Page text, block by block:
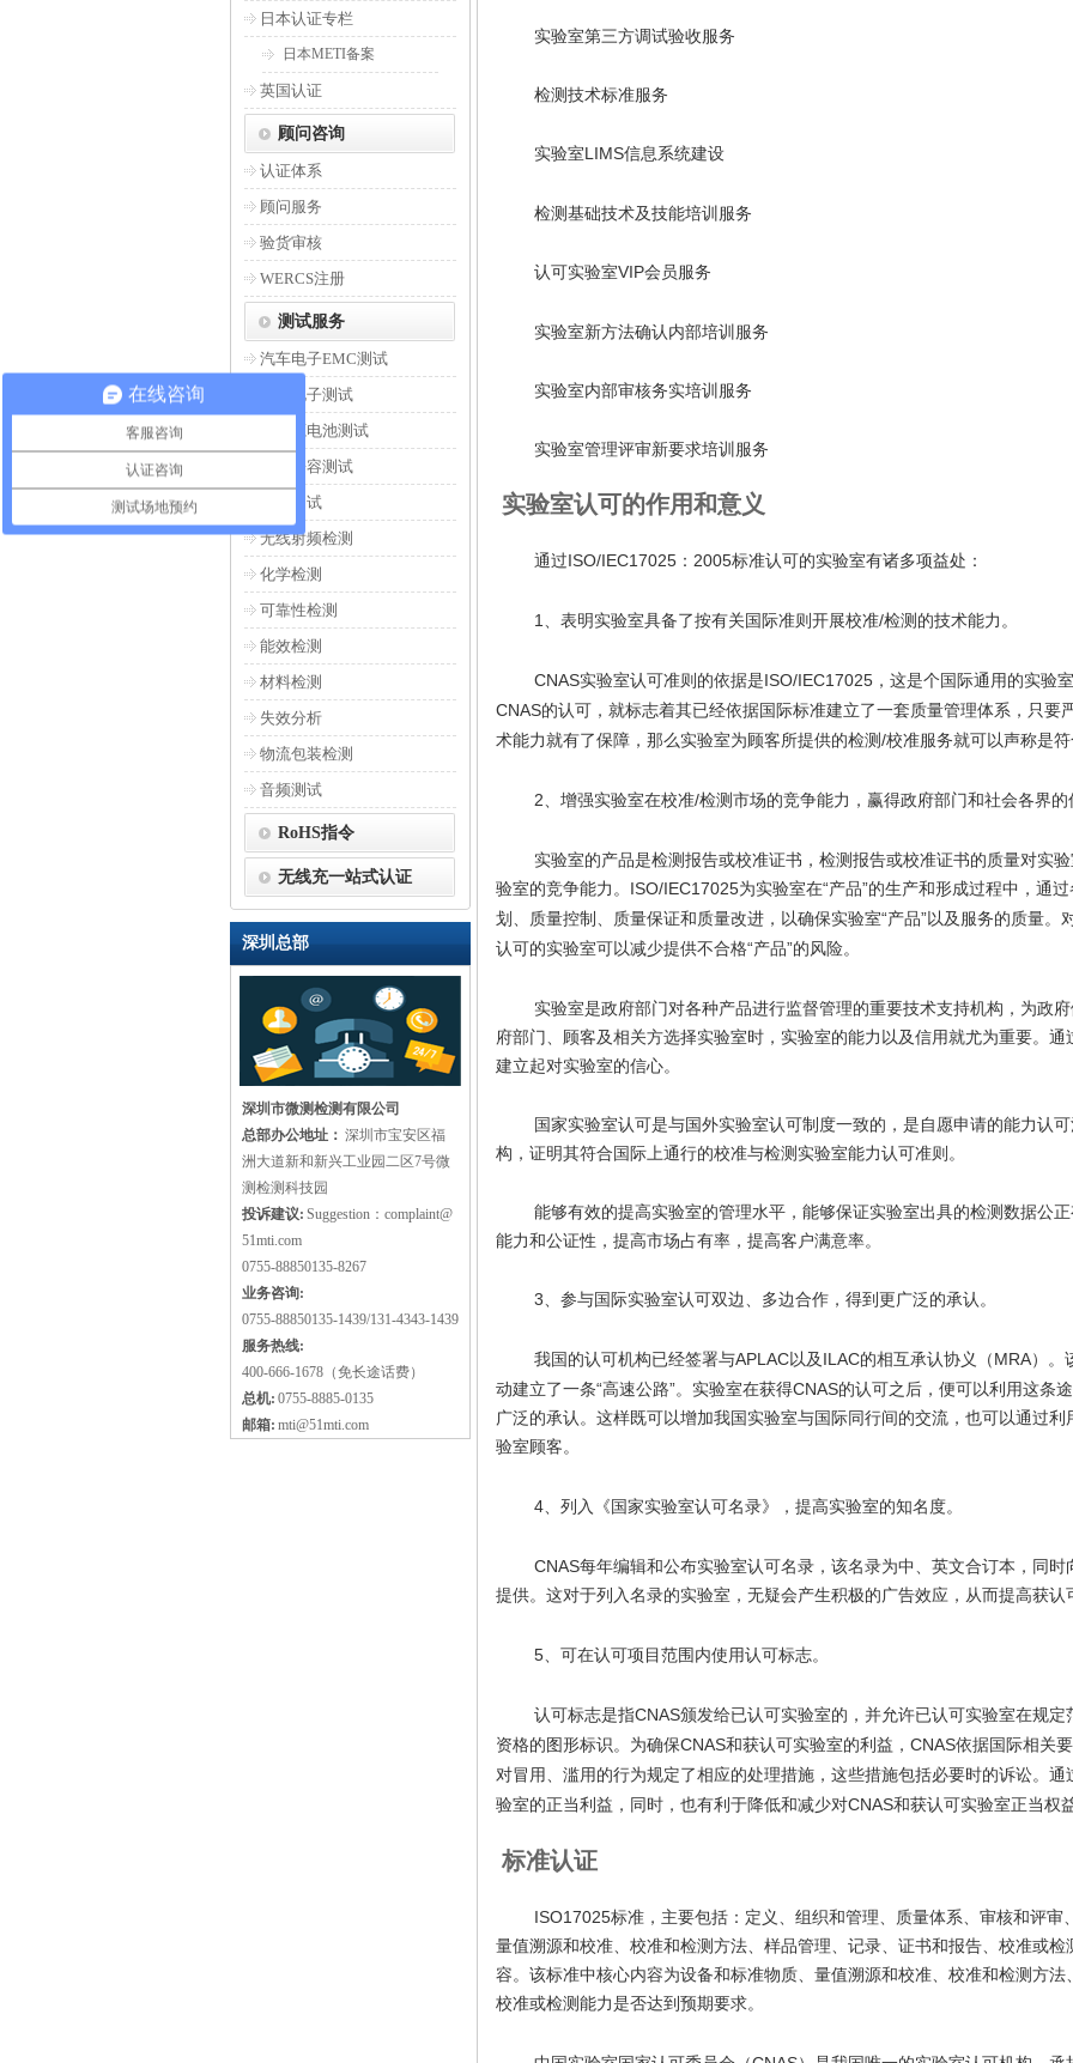
日本认证专栏
日本METI备案
英国认证
顾问咨询
认证体系
顾问服务
验货审核
WERCS注册
测试服务
汽车电子EMC测试
汽车电子测试
新能源电池测试
电磁兼容测试
安全测试
无线射频检测
化学检测
可靠性检测
能效检测
材料检测
失效分析
物流包装检测
音频测试
RoHS指令
无线充一站式认证
深圳总部
深圳市微测检测有限公司
总部办公地址： 深圳市宝安区福
洲大道新和新兴工业园二区7号微
测检测科技园
投诉建议: Suggestion：complaint@
51mti.com
0755-88850135-8267
业务咨询:
0755-88850135-1439/131-4343-1439
服务热线:
400-666-1678（免长途话费）
总机: 0755-8885-0135
邮箱: mti@51mti.com
实验室第三方调试验收服务
检测技术标准服务
实验室LIMS信息系统建设
检测基础技术及技能培训服务
认可实验室VIP会员服务
实验室新方法确认内部培训服务
实验室内部审核务实培训服务
实验室管理评审新要求培训服务
实验室认可的作用和意义
通过ISO/IEC17025 ： 2005标准认可的实验室有诸多项益处：
1 、表明实验室具备了按有关国际准则开展校准/检测的技术能力。
CNAS实验室认可准则的依据是ISO/IEC17025 ，这是个国际通用的实验
CNAS的认可，就标志着其已经依据国际标准建立了一套质量管理体系，只要
术能力就有了保障，那么实验室为顾客所提供的检测 /校准服务就可以声称是
2、增强实验室在校准/检测市场的竞争能力，赢得政府部门和社会各界的
实验室的产品是检测报告或校准证书，检测报告或校准证书的质量对实
验室的竞争能力。 ISO/IEC17025为实验室在“产品”的生产和形成过程中，通
划、质量控制、质量保证和质量改进，以确保实验室“产品”以及服务的质量。
认可的实验室可以减少提供不合格“产品”的风险。
实验室是政府部门对各种产品进行监督管理的重要技术支持机构，为政
府部门、顾客及相关方选择实验室时，实验室的能力以及信用就尤为重要。
建立起对实验室的信心。
国家实验室认可是与国外实验室认可制度一致的，是自愿申请的能力认
构，证明其符合国际上通行的校准与检测实验室能力认可准则。
能够有效的提高实验室的管理水平，能够保证实验室出具的检测数据公
能力和公证性，提高市场占有率，提高客户满意率。
3、参与国际实验室认可双边、多边合作，得到更广泛的承认。
我国的认可机构已经签署与APLAC以及 ILAC的相互承认协义（ MRA）。
动建立了一条“高速公路”。实验室在获得CNAS的认可之后，便可以利用这条
广泛的承认。这样既可以增加我国实验室与国际同行间的交流，也可以通过
验室顾客。
4、列入《国家实验室认可名录》，提高实验室的知名度。
CNAS每年编辑和公布实验室认可名录，该名录为中、英文合订本，同
提供。这对于列入名录的实验室，无疑会产生积极的广告效应，从而提高获认
5、可在认可项目范围内使用认可标志。
认可标志是指CNAS颁发给已认可实验室的，并允许已认可实验室在规
资格的图形标识。为确保CNAS和获认可实验室的利益， CNAS依据国际相关
对冒用、滥用的行为规定了相应的处理措施，这些措施包括必要时的诉讼。通
验室的正当利益，同时，也有利于降低和减少对CNAS和获认可实验室正当权
标准认证
ISO17025标准，主要包括：定义、组织和管理、质量体系、审核和评
量值溯源和校准、校准和检测方法、样品管理、记录、证书和报告、校准或
容。该标准中核心内容为设备和标准物质、量值溯源和校准、校准和检测方
校准或检测能力是否达到预期要求。
在线咨询
客服咨询
认证咨询
测试场地预约